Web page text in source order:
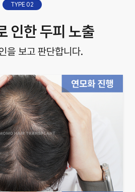
TYPE 02
인한 두피 노출
을 보고 판단합니다.